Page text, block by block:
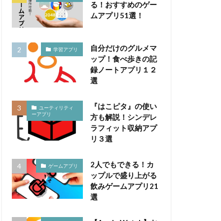
る！おすすめのゲー
ムアプリ51選！
学習アプリ
自分だけのグルメマ
ップ！食べ歩きの記
録ノートアプリ１２
選
ユーティリティ
ーアプリ
『はこピタ』の使い
方も解説！シンデレ
ラフィット収納アプ
リ３選
ゲームアプリ
2人でもできる！カ
ップルで盛り上がる
飲みゲームアプリ21
選